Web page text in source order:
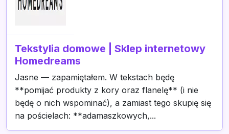
Tekstylia domowe | Sklep internetowy
Homedreams
Jasne — zapamiętałem. W tekstach będę
**pomijać produkty z kory oraz flanelę** (i nie
będę o nich wspominać), a zamiast tego skupię się
na pościelach: **adamaszkowych,...